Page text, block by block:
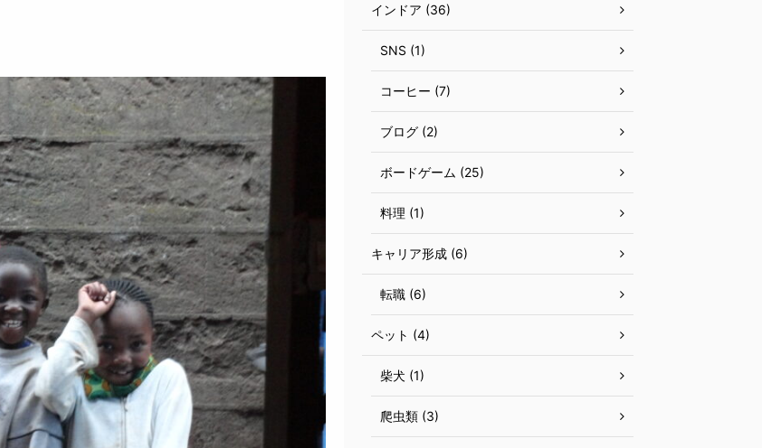
インドア (36)
SNS (1)
コーヒー (7)
ブログ (2)
ボードゲーム (25)
料理 (1)
キャリア形成 (6)
転職 (6)
ペット (4)
柴犬 (1)
爬虫類 (3)